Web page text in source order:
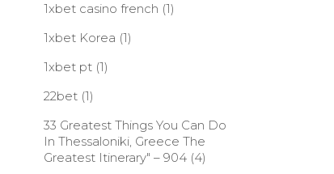
1xbet casino french (1)
1xbet Korea (1)
1xbet pt(1)
22bet(1)
33 Greatest Things You Can Do
In Thessaloniki, Greece The
Greatest Itinerary" – 904(4)